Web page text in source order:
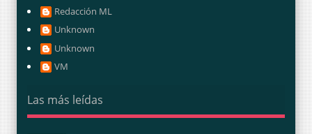
Redacción ML
Unknown
Unknown
VM
Las más leídas